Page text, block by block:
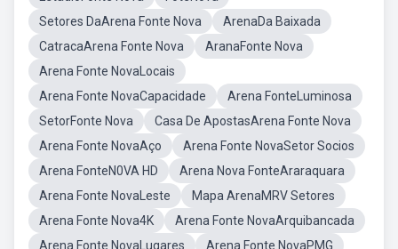
Setores DaArena Fonte Nova
ArenaDa Baixada
CatracaArena Fonte Nova
AranaFonte Nova
Arena Fonte NovaLocais
Arena Fonte NovaCapacidade
Arena FonteLuminosa
SetorFonte Nova
Casa De ApostasArena Fonte Nova
Arena Fonte NovaAço
Arena Fonte NovaSetor Socios
Arena FonteN0VA HD
Arena Nova FonteAraraquara
Arena Fonte NovaLeste
Mapa ArenaMRV Setores
Arena Fonte Nova4K
Arena Fonte NovaArquibancada
Arena Fonte NovaLugares
Arena Fonte NovaPMG